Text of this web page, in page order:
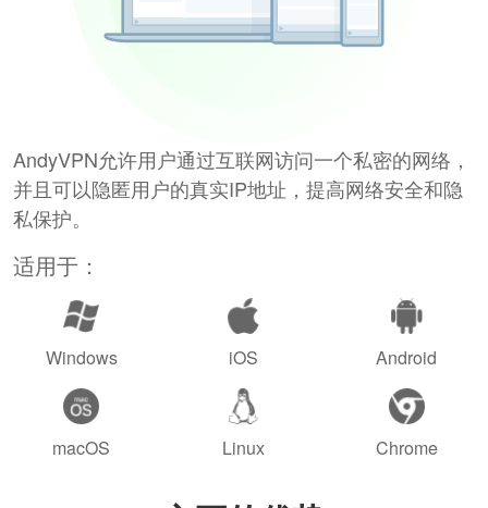
AndyVPN允许用户通过互联网访问一个私密的网络，
并且可以隐匿用户的真实IP地址，提高网络安全和隐
私保护。
适用于：
Windows iOS Android
macOS Linux Chrome